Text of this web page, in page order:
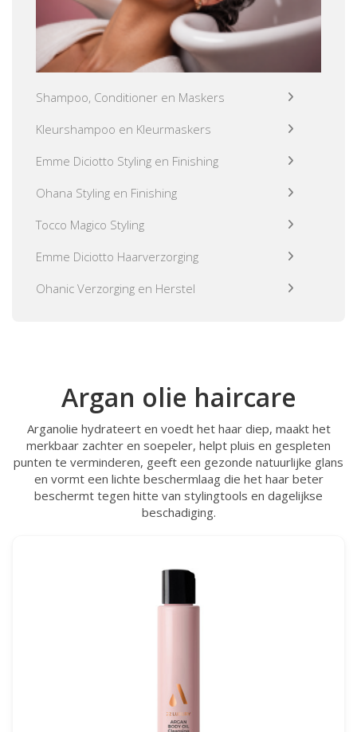
Shampoo, Conditioner en Maskers
Kleurshampoo en Kleurmaskers
Emme Diciotto Styling en Finishing
Ohana Styling en Finishing
Tocco Magico Styling
Emme Diciotto Haarverzorging
Ohanic Verzorging en Herstel
Argan olie haircare
Arganolie hydrateert en voedt het haar diep, maakt het
merkbaar zachter en soepeler, helpt pluis en gespleten
punten te verminderen, geeft een gezonde natuurlijke glans
en vormt een lichte beschermlaag die het haar beter
beschermt tegen hitte van stylingtools en dagelijkse
beschadiging.